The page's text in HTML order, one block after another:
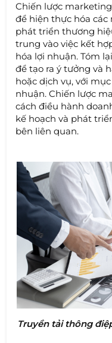
Chiến lược
để hiện thực hóa
phát triển thương
trung vào việc kết
hóa lợi nhuận. Tóm
để tạo ra ý tưởng và
hoặc dịch vụ, với
nhuận. Chiến lược
cách điều hành
kế hoạch và phát
bên liên quan.
Truyền tải thông